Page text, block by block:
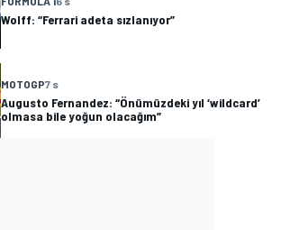
Wolff: “Ferrari adeta sızlanıyor”
MOTOGP7 s
Augusto Fernandez: “Önümüzdeki yıl ‘wildcard’
olmasa bile yoğun olacağım”